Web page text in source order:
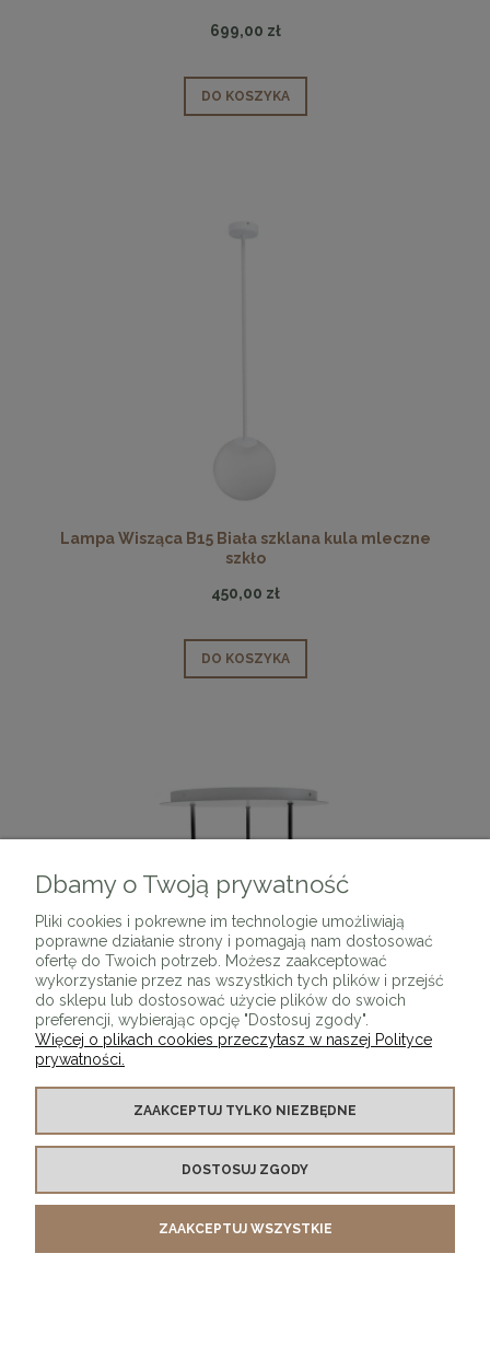
699,00 zł
DO KOSZYKA
Lampa Wisząca B15 Biała szklana kula mleczne
szkło
450,00 zł
DO KOSZYKA
DO KOSZYKA
Dbamy o Twoją prywatność
Pliki cookies i pokrewne im technologie umożliwiają
poprawne działanie strony i pomagają nam dostosować
ofertę do Twoich potrzeb. Możesz zaakceptować
wykorzystanie przez nas wszystkich tych plików i przejść
do sklepu lub dostosować użycie plików do swoich
preferencji, wybierając opcję "Dostosuj zgody".
Więcej o plikach cookies przeczytasz w naszej Polityce
prywatności.
ZAAKCEPTUJ TYLKO NIEZBĘDNE
DOSTOSUJ ZGODY
ZAAKCEPTUJ WSZYSTKIE